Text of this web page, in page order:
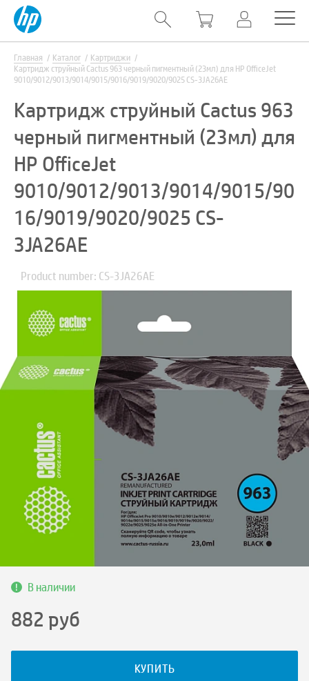
Главная Каталог
Картриджи
Картридж струйный Cactus 963 черный пигментный (23мл) для HP OfficeJet
9010/9012/9013/9014/9015/9016/9019/9020/9025 CS-3JA26AE
Картридж струйный Cactus 963
черный пигментный (23мл) для
HP OfficeJet
9010/9012/9013/9014/9015/90
16/9019/9020/9025 CS-
3JA26AE
Product number: CS-3JA26AE
В наличии
882 руб
КУПИТЬ